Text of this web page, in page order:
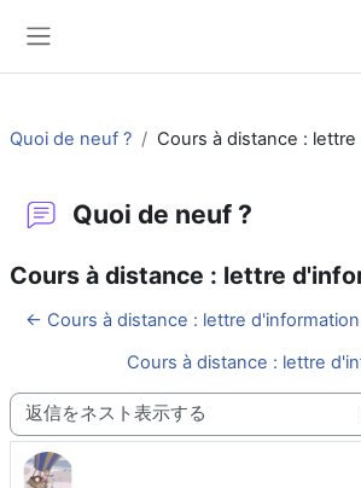
Quoi de neuf ? Cours à distance :
Quoi de neuf ?
Cours à distance : lettre
← Cours à distance : lettre
Cours à distance : lettre
表示モード